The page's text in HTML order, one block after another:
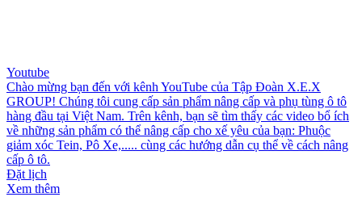
Youtube
Chào mừng bạn đến với kênh YouTube của Tập Đoàn X.E.X
GROUP! Chúng tôi cung cấp sản phẩm nâng cấp và phụ tùng ô tô
hàng đầu tại Việt Nam. Trên kênh, bạn sẽ tìm thấy các video bổ ích
về những sản phẩm có thể nâng cấp cho xế yêu của bạn: Phuộc
giảm xóc Tein, Pô Xe,..... cùng các hướng dẫn cụ thể về cách nâng
cấp ô tô.
Đặt lịch
Xem thêm